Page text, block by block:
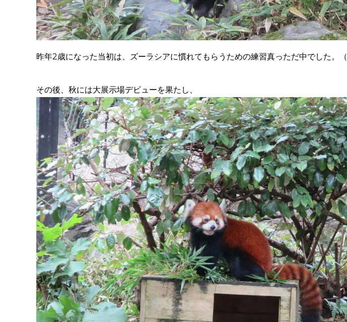
昨年2歳になった当初は、ズーラシアに慣れてもらうための練習真っただ中でした。（
その後、秋には大展示場デビューを果たし、